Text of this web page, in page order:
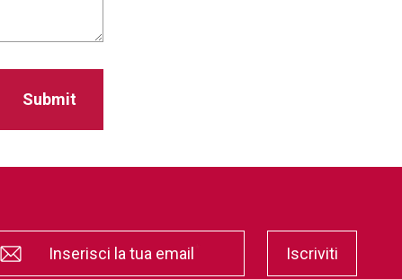
Inserisci la tua email Iscriviti